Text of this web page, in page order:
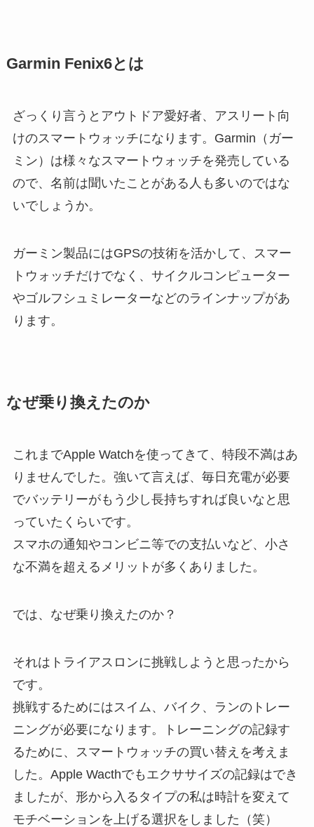
Garmin Fenix6とは
ざっくり言うとアウトドア愛好者、アスリート向
けのスマートウォッチになります。Garmin（ガー
ミン）は様々なスマートウォッチを発売している
ので、名前は聞いたことがある人も多いのではな
いでしょうか。
ガーミン製品にはGPSの技術を活かして、スマー
トウォッチだけでなく、サイクルコンピューター
やゴルフシュミレーターなどのラインナップがあ
ります。
なぜ乗り換えたのか
これまでApple Watchを使ってきて、特段不満はあ
りませんでした。強いて言えば、毎日充電が必要
でバッテリーがもう少し長持ちすれば良いなと思
っていたくらいです。
スマホの通知やコンビニ等での支払いなど、小さ
な不満を超えるメリットが多くありました。
では、なぜ乗り換えたのか？
それはトライアスロンに挑戦しようと思ったから
です。
挑戦するためにはスイム、バイク、ランのトレー
ニングが必要になります。トレーニングの記録す
るために、スマートウォッチの買い替えを考えま
した。Apple Wacthでもエクササイズの記録はでき
ましたが、形から入るタイプの私は時計を変えて
モチベーションを上げる選択をしました（笑）